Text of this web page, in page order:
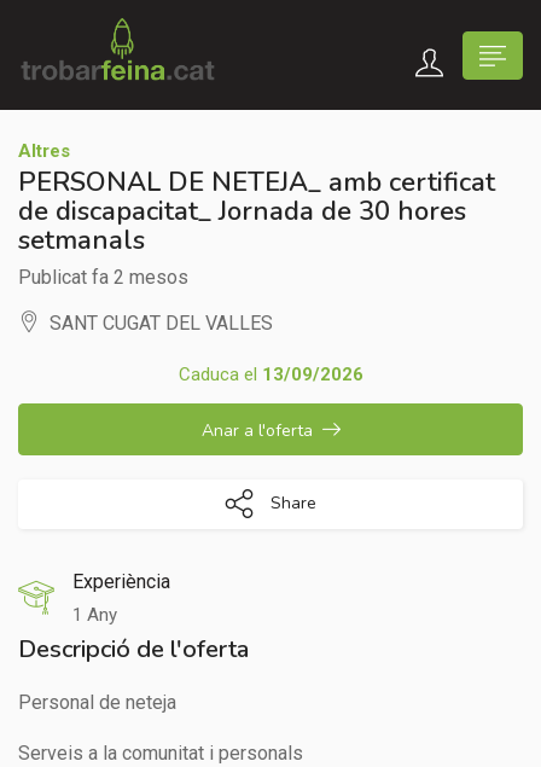
Altres
PERSONAL DE NETEJA_ amb certificat
de discapacitat_ Jornada de 30 hores
setmanals
Publicat fa 2 mesos
SANT CUGAT DEL VALLES
Caduca el 13/09/2026
Anar a l'oferta
Share
Experiència
1 Any
Descripció de l'oferta
Personal de neteja
Serveis a la comunitat i personals